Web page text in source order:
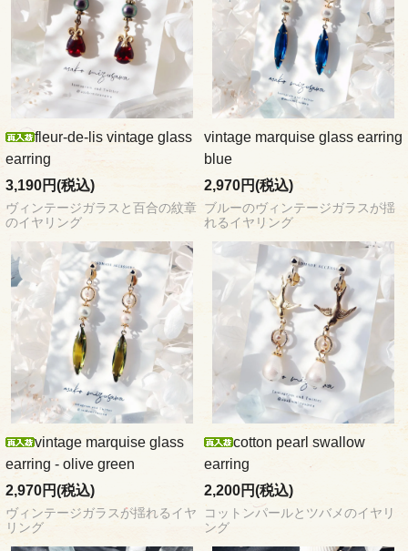
fleur-de-lis vintage glass
earring
3,190円(税込)
ヴィンテージガラスと百合の紋章
のイヤリング
vintage marquise glass earring
blue
2,970円(税込)
ブルーのヴィンテージガラスが揺
れるイヤリング
vintage marquise glass
earring - olive green
2,970円(税込)
ヴィンテージガラスが揺れるイヤ
リング
cotton pearl swallow
earring
2,200円(税込)
コットンパールとツバメのイヤリ
ング